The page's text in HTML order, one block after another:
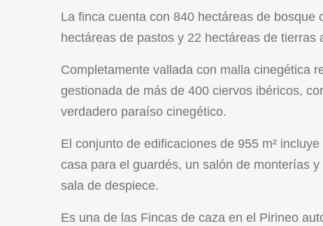
La finca cuenta con 840 hectáreas de
hectáreas de pastos y 22 hectáreas de tierras
Completamente vallada con malla cinegética
gestionada de más de 400 ciervos ibéricos,
verdadero paraíso cinegético.
El conjunto de edificaciones de 955 m²
casa para el guardés, un salón de monterías
sala de despiece.
Es una de las Fincas de caza en el Pirineo